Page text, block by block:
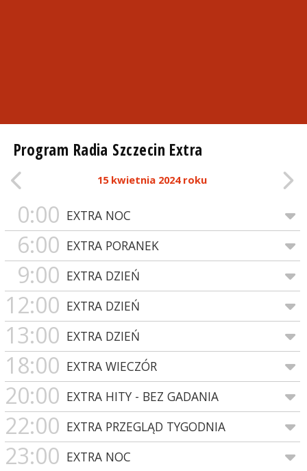
Program Radia Szczecin Extra
15 kwietnia 2024 roku
0:00 EXTRA NOC
6:00 EXTRA PORANEK
9:00 EXTRA DZIEŃ
12:00 EXTRA DZIEŃ
13:00 EXTRA DZIEŃ
18:00 EXTRA WIECZÓR
20:00 EXTRA HITY - BEZ GADANIA
22:00 EXTRA PRZEGLĄD TYGODNIA
23:00 EXTRA NOC